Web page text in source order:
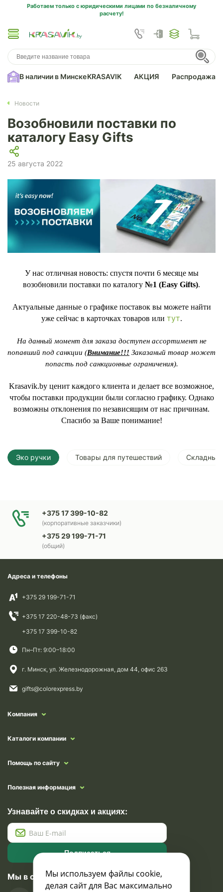
Работаем только с юридическими лицами по безналичному
расчету!
В наличии в МинскеKRASAVIK АКЦИЯ Распродажа
Новости
Возобновили поставки по
каталогу Easy Gifts
25 августа 2022
У нас отличная новость: спустя почти 6 месяце мы
возобновили поставки по каталогу №1 (Easy Gifts).
Актуальные данные о графике поставок вы можете найти
уже сейчас в карточках товаров или тут.
На данный момент для заказа доступен ассортимент не
попавший под санкции (Внимание!!! Заказаный товар может
попасть под санкционные ограничения).
Krasavik.by ценит каждого клиента и делает все возможное,
чтобы поставки продукции были согласно графику. Однако
возможны отклонения по независящим от нас причинам.
Спасибо за Ваше понимание!
Эко ручки Товары для путешествий Складные
+375 17 399-10-82
(корпоративные заказчики)
+375 29 199-71-71
(общий)
Адреса и телефоны
+375 29 199-71-71
+375 17 220-48-73 (факс)
+375 17 399-10-82
Пн–Пт: 9:00–18:00
г. Минск, ул. Железнодорожная, дом 44, офис 263
gifts@colorexpress.by
Компания
Каталоги компании
Помощь по сайту
Полезная информация
Узнавайте о скидках и акциях:
Подписаться
Мы в социальных сетях
Мы используем файлы cookie,
делая сайт для Вас максимально